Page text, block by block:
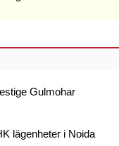
Gulmohar
lägenheter i Noida